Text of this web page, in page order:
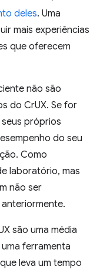
deles. Uma
mais experiências
que oferecem
não são
do CrUX. Se for
próprios
do seu
Como
laboratório, mas
não ser
são uma média
ferramenta
leva um tempo